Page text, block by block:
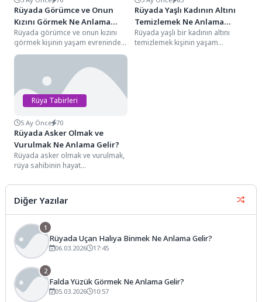
Rüyada Görümce ve Onun
Kızını Görmek Ne Anlama
Gelir?
Rüyada görümce ve onun kızını
görmek kişinin yaşam evreninde
sarsılmaz sandığı hane içi
Rüyada Yaşlı Kadının Altını
Temizlemek Ne Anlama
Gelir?
Rüyada yaşlı bir kadının altını
temizlemek kişinin yaşam
Rüya Tabirleri
5 Ay Önce 70
Rüyada Asker Olmak ve
Vurulmak Ne Anlama Gelir?
Rüyada asker olmak ve vurulmak,
rüya sahibinin hayat
sorumluluk düzeyine ulaştığını,
inandığı...
Diğer Yazılar
1
Rüyada Uçan Halıya Binmek Ne Anlama Gelir?
06.03.2026 17:45
2
Falda Yüzük Görmek Ne Anlama Gelir?
05.03.2026 10:57